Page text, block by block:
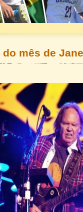
mês de